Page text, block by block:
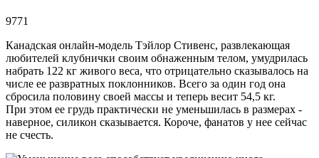
9771
Канадская онлайн-модель Тэйлор Стивенс, развлекающая
любителей клубнички своим обнаженным телом, умудрилась
набрать 122 кг живого веса, что отрицательно сказывалось на
числе ее развратных поклонников. Всего за один год она
сбросила половину своей массы и теперь весит 54,5 кг.
При этом ее грудь практически не уменьшилась в размерах -
наверное, силикон сказывается. Короче, фанатов у нее сейчас
не счесть.